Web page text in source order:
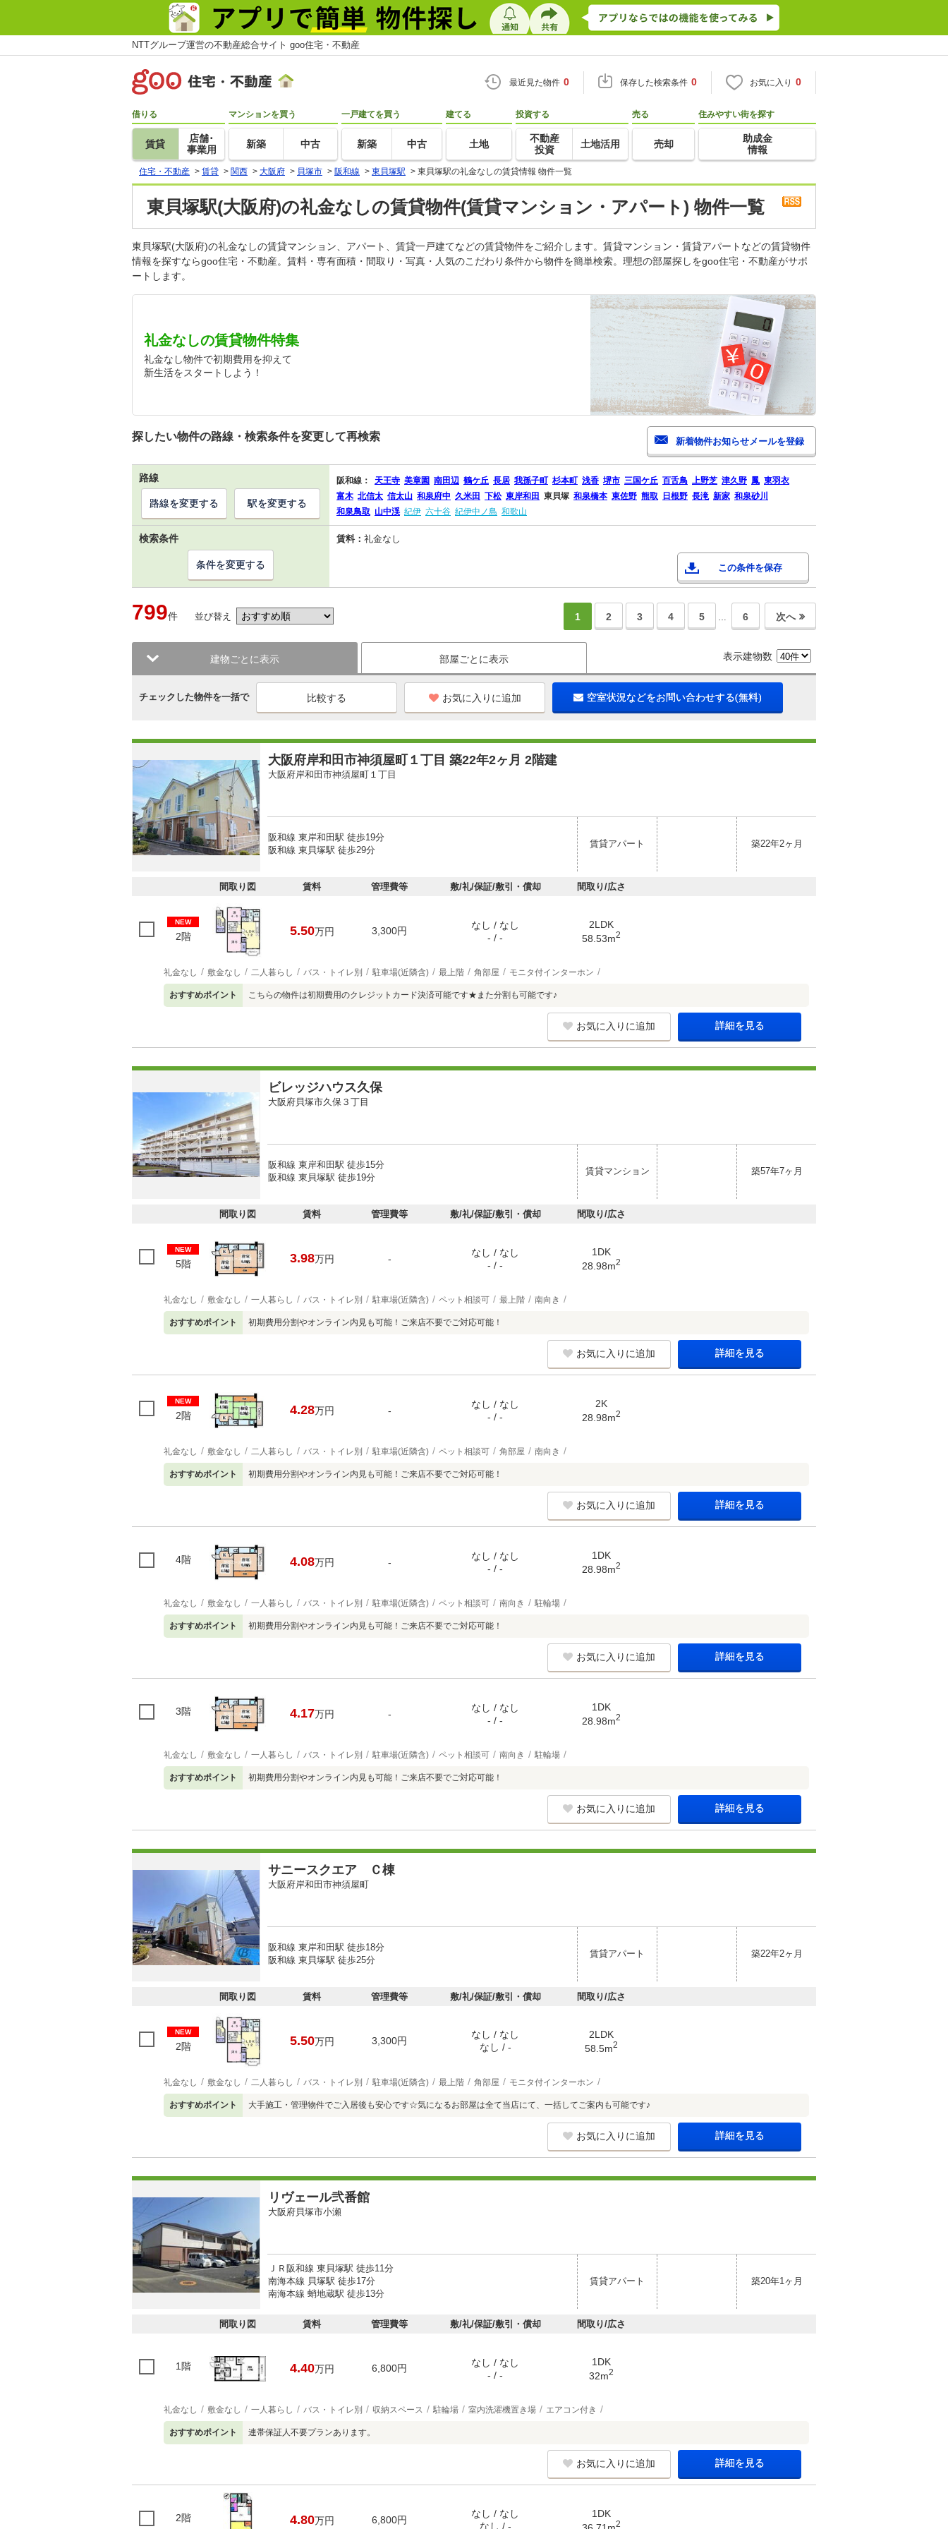
NTTグループ運営の不動産総合サイト goo住宅・不動産
最近見た物件 0 保存した検索条件 0 お気に入り 0
借りる
賃貸
店舗･
事業用
マンションを買う
新築 中古
一戸建てを買う
新築 中古
建てる
土地
投資する
不動産
投資
土地活用
売る
売却
住みやすい街を探す
助成金
情報
住宅・不動産 > 賃貸 > 関西 > 大阪府 > 貝塚市 > 阪和線 > 東貝塚駅 > 東貝塚駅の礼金なしの賃貸情報 物件一覧
東貝塚駅(大阪府)の礼金なしの賃貸物件(賃貸マンション・アパート) 物件一覧
東貝塚駅(大阪府)の礼金なしの賃貸マンション、アパート、賃貸一戸建てなどの賃貸物件をご紹介します。賃貸マンション・賃貸アパートなどの賃貸物件
情報を探すならgoo住宅・不動産。賃料・専有面積・間取り・写真・人気のこだわり条件から物件を簡単検索。理想の部屋探しをgoo住宅・不動産がサポ
ートします。
礼金なしの賃貸物件特集
礼金なし物件で初期費用を抑えて
新生活をスタートしよう！
探したい物件の路線・検索条件を変更して再検索
路線 阪和線： 天王寺 美章園 南田辺 鶴ケ丘 長居 我孫子町 杉本町 浅香 堺市 三国ケ丘 百舌鳥 上野芝 津久野 鳳 東羽衣
富木 北信太 信太山 和泉府中 久米田 下松 東岸和田 東貝塚 和泉橋本 東佐野 熊取 日根野 長滝 新家 和泉砂川
和泉鳥取 山中渓 紀伊 六十谷 紀伊中ノ島 和歌山
路線を変更する 駅を変更する
検索条件 賃料： 礼金なし
この条件を保存
条件を変更する
799件 並び替え 1 2 3 4 5 … 6 次へ
建物ごとに表示 部屋ごとに表示 表示建物数
チェックした物件を一括で お気に入りに追加 空室状況などをお問い合わせする(無料)
大阪府岸和田市神須屋町１丁目 築22年2ヶ月 2階建
大阪府岸和田市神須屋町１丁目
阪和線 東岸和田駅 徒歩19分
阪和線 東貝塚駅 徒歩29分
賃貸アパート 築22年2ヶ月
間取り図 賃料 管理費等 敷/礼/保証/敷引・償却 間取り/広さ
NEW
2階 5.50万円 3,300円
なし / なし
- / -
2LDK
58.53m2
礼金なし 敷金なし 二人暮らし バス・トイレ別 駐車場(近隣含) 最上階 角部屋 モニタ付インターホン
おすすめポイント こちらの物件は初期費用のクレジットカード決済可能です★また分割も可能です♪
お気に入りに追加 詳細を見る
ビレッジハウス久保
大阪府貝塚市久保３丁目
阪和線 東岸和田駅 徒歩15分
阪和線 東貝塚駅 徒歩19分
賃貸マンション 築57年7ヶ月
間取り図 賃料 管理費等 敷/礼/保証/敷引・償却 間取り/広さ
NEW
5階 3.98万円 -
なし / なし
- / -
1DK
28.98m2
礼金なし 敷金なし 一人暮らし バス・トイレ別 駐車場(近隣含) ペット相談可 最上階 南向き
おすすめポイント 初期費用分割やオンライン内見も可能！ご来店不要でご対応可能！
お気に入りに追加 詳細を見る
NEW
2階 4.28万円 -
なし / なし
- / -
2K
28.98m2
礼金なし 敷金なし 二人暮らし バス・トイレ別 駐車場(近隣含) ペット相談可 角部屋 南向き
おすすめポイント 初期費用分割やオンライン内見も可能！ご来店不要でご対応可能！
お気に入りに追加 詳細を見る
4階 4.08万円 -
なし / なし
- / -
1DK
28.98m2
礼金なし 敷金なし 一人暮らし バス・トイレ別 駐車場(近隣含) ペット相談可 南向き 駐輪場
おすすめポイント 初期費用分割やオンライン内見も可能！ご来店不要でご対応可能！
お気に入りに追加 詳細を見る
3階 4.17万円 -
なし / なし
- / -
1DK
28.98m2
礼金なし 敷金なし 一人暮らし バス・トイレ別 駐車場(近隣含) ペット相談可 南向き 駐輪場
おすすめポイント 初期費用分割やオンライン内見も可能！ご来店不要でご対応可能！
お気に入りに追加 詳細を見る
サニースクエア Ｃ棟
大阪府岸和田市神須屋町
阪和線 東岸和田駅 徒歩18分
阪和線 東貝塚駅 徒歩25分
賃貸アパート 築22年2ヶ月
間取り図 賃料 管理費等 敷/礼/保証/敷引・償却 間取り/広さ
NEW
2階 5.50万円 3,300円
なし / なし
なし / -
2LDK
58.5m2
礼金なし 敷金なし 二人暮らし バス・トイレ別 駐車場(近隣含) 最上階 角部屋 モニタ付インターホン
おすすめポイント 大手施工・管理物件でご入居後も安心です☆気になるお部屋は全て当店にて、一括してご案内も可能です♪
お気に入りに追加 詳細を見る
リヴェール弐番館
大阪府貝塚市小瀬
ＪＲ阪和線 東貝塚駅 徒歩11分
南海本線 貝塚駅 徒歩17分
南海本線 蛸地蔵駅 徒歩13分
賃貸アパート 築20年1ヶ月
間取り図 賃料 管理費等 敷/礼/保証/敷引・償却 間取り/広さ
1階 4.40万円 6,800円
なし / なし
- / -
1DK
32m2
礼金なし 敷金なし 一人暮らし バス・トイレ別 収納スペース 駐輪場 室内洗濯機置き場 エアコン付き
おすすめポイント 連帯保証人不要プランあります。
お気に入りに追加 詳細を見る
2階 4.80万円 6,800円
なし / なし
なし / -
1DK
2